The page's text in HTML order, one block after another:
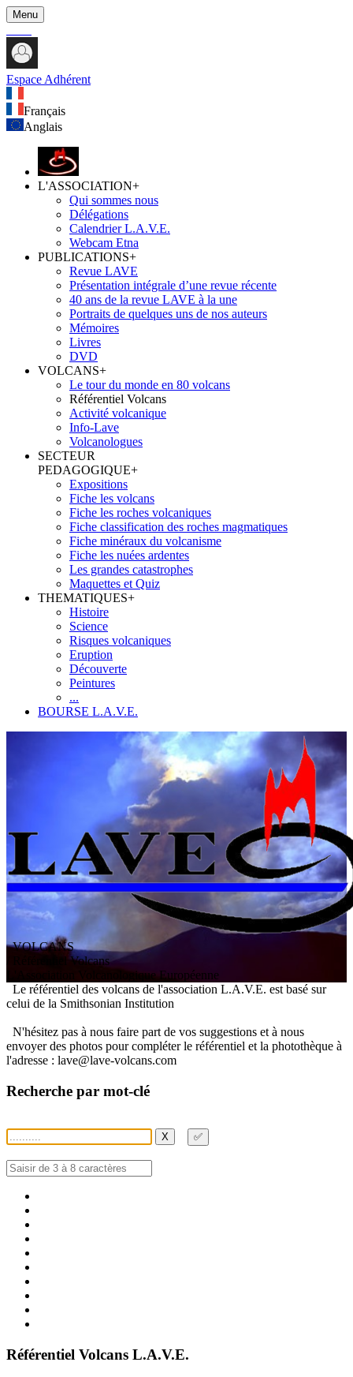
Menu
Espace Adhérent
Français
Anglais
L'ASSOCIATION+
Qui sommes nous
Délégations
Calendrier L.A.V.E.
Webcam Etna
PUBLICATIONS+
Revue LAVE
Présentation intégrale d’une revue récente
40 ans de la revue LAVE à la une
Portraits de quelques uns de nos auteurs
Mémoires
Livres
DVD
VOLCANS+
Le tour du monde en 80 volcans
Référentiel Volcans
Activité volcanique
Info-Lave
Volcanologues
SECTEUR
PEDAGOGIQUE+
Expositions
Fiche les volcans
Fiche les roches volcaniques
Fiche classification des roches magmatiques
Fiche minéraux du volcanisme
Fiche les nuées ardentes
Les grandes catastrophes
Maquettes et Quiz
THEMATIQUES+
Histoire
Science
Risques volcaniques
Eruption
Découverte
Peintures
...
BOURSE L.A.V.E.
VOLCANS
/ Référentiel Volcans
ssociation V olcanologiqueEuropéenne
Le référentiel des volcans de l'association L.A.V.E. est basé sur
celui de la Smithsonian Institution
N'hésitez pas à nous faire part de vos suggestions et à nous
envoyer des photos pour compléter le référentiel et la photothèque à
l'adresse : lave@lave-volcans.com
Recherche par mot-clé
X ✅
Référentiel Volcans L.A.V.E.